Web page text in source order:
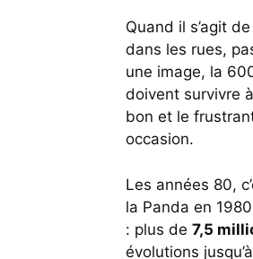
Quand il s’agit
dans les rues,
une image, la
doivent survivre
bon et le
occasion.
Les années 80,
la Panda en
: plus de 7,5
évolutions